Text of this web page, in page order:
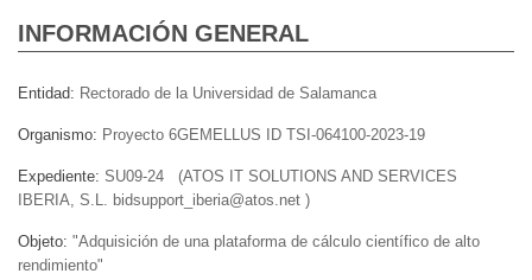
INFORMACIÓN GENERAL
Entidad Rectorado de la Universidad de Salamanca
Organismo Proyecto 6GEMELLUS ID TSI-064100-2023-19
Expediente SU09-24 (ATOS IT SOLUTIONS AND SERVICES
IBERIA, S.L. bidsupport_iberia@atos.net )
Objeto "Adquisición de una plataforma de cálculo científico de alto
rendimiento"